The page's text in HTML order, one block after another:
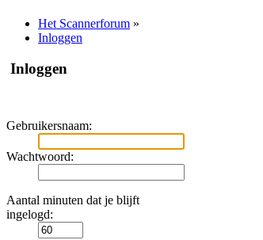
Het Scannerforum »
Inloggen
Inloggen
Gebruikersnaam:
Wachtwoord:
Aantal minuten dat je blijft
ingelogd: